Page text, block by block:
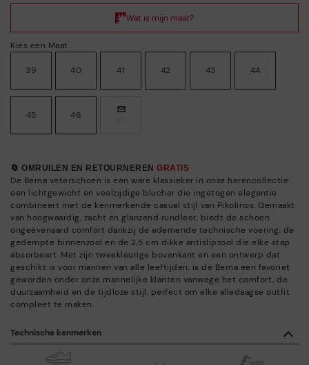
Kies een Maat
39 40 41 42 43 44
45 46
🔄 OMRUILEN EN RETOURNEREN GRATIS
De Berna veterschoen is een ware klassieker in onze herencollectie:
een lichtgewicht en veelzijdige blucher die ingetogen elegantie
combineert met de kenmerkende casual stijl van Pikolinos. Gemaakt
van hoogwaardig, zacht en glanzend rundleer, biedt de schoen
ongeëvenaard comfort dankzij de ademende technische voering, de
gedempte binnenzool en de 2,5 cm dikke antislipzool die elke stap
absorbeert. Met zijn tweekleurige bovenkant en een ontwerp dat
geschikt is voor mannen van alle leeftijden, is de Berna een favoriet
geworden onder onze mannelijke klanten vanwege het comfort, de
duurzaamheid en de tijdloze stijl, perfect om elke alledaagse outfit
compleet te maken.
Technische kenmerken